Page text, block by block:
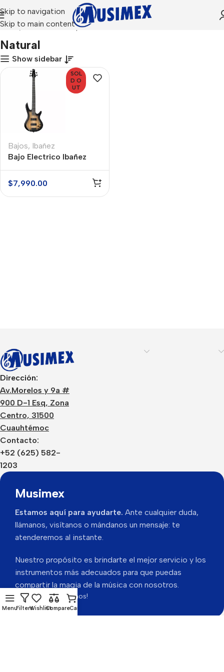
Skip to navigation
Skip to main content
Inicio Productos etiquetados “Natural”
Natural
Show sidebar
SOL
D O
UT
Bajos, Ibañez
Bajo Electrico Ibañez
GSR205SM NGT Natural
Sunburst
$7,990.00
Dirección:
Av.Morelos y 9a #
900 D-1 Esq, Zona
Centro, 31500
Cuauhtémoc
Contacto:
+52 (625) 582-
1203
Musimex
Estamos aquí para ayudarte. Ante cualquier duda,
llámanos, visítanos o mándanos un mensaje: te
atenderemos al instante.
Nuestro propósito es brindarte el mejor servicio y los
instrumentos más adecuados para que puedas
compartir la magia de la música con nosotros.
Gracias por visitarnos!
MenuFiltersWishlistCompareCart